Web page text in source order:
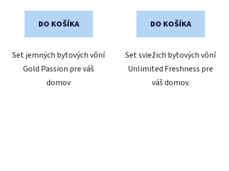
DO KOŠÍKA
Set jemných bytových vôní
Gold Passion pre váš
domov
DO KOŠÍKA
Set sviežich bytových vôní
Unlimited Freshness pre
váš domov.